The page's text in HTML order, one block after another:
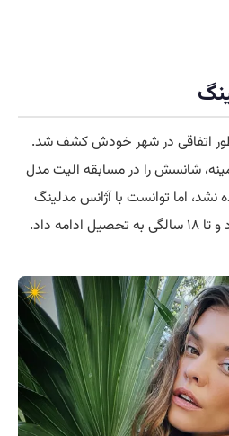
اتفاقی در شهر خودش کشف شد.
شانسش را در مسابقه الیت مدل
نشد، اما توانست با آژانس مدلینگ
داد.